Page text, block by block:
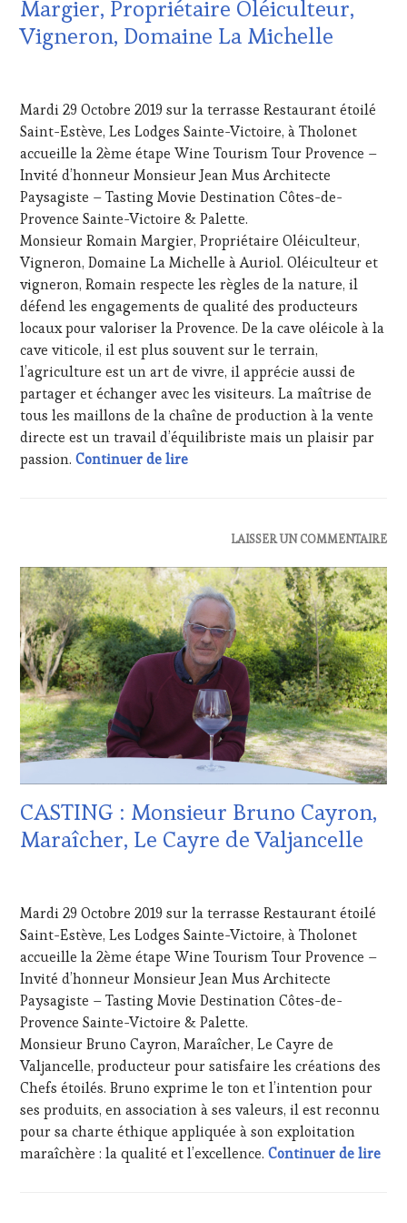
TOUR
MOVIE ,
WINETASTINGVOUCHER.COM
LES
CLÉS
DE
LA
HAUTE
FRANÇAISE,
FAMOUS
HOST,
GUEST,
INVITATIONS
DÉGUSTATIONS,
WINE
TASTING,
MÉDIAS,
PRESSE
ÉCRITE,
RADIO,
TV,
WEB,
OENOTOURISME,
PALETTE
TERROIR,
PROVENCE,
RESTAURATEUR,
CHEF,
CUISINIER,
ŒNOLOGUE,
SOMMELIER,
SAINTE-
VICTOIRE,
SALONS
INTERNATIONAUX,
SPOT
BY,
TASTING
MOVIE,
VIGNOBLES,
WINE
TOURISM
WINE
TOURISM
TOUR,
WINE
TOURISM
TOUR
MOVIE,
WINETASTINGVOUCHER.COM
Margier, Propriétaire Oléiculteur,
Vigneron, Domaine La Michelle
2019
Mardi 29 Octobre 2019 sur la terrasse Restaurant étoilé
Saint-Estève, Les Lodges Sainte-Victoire, à Tholonet
accueille la 2ème étape Wine Tourism Tour Provence –
Invité d’honneur Monsieur Jean Mus Architecte
Paysagiste – Tasting Movie Destination Côtes-de-
Provence Sainte-Victoire & Palette.
Monsieur Romain Margier, Propriétaire Oléiculteur,
Vigneron, Domaine La Michelle à Auriol. Oléiculteur et
vigneron, Romain respecte les règles de la nature, il
défend les engagements de qualité des producteurs
locaux pour valoriser la Provence. De la cave oléicole à la
cave viticole, il est plus souvent sur le terrain,
l’agriculture est un art de vivre, il apprécie aussi de
partager et échanger avec les visiteurs. La maîtrise de
tous les maillons de la chaîne de production à la vente
directe est un travail d’équilibriste mais un plaisir par
passion.Continuer de lireCASTING : Monsieur Romain
:
WINE
TASTING
VOUCHER,
CÔTES-
DE-
PROVENCE,
CULTURAL
GUEST,
DOMAINE
VITICOLE,
TOURISME
EDITION
LES
ET
DE
LA
HAUTE
GASTRONOMIE
FRANÇAISE
FAMOUS
HOST,
GUEST,
INVITATIONS
DÉGUSTATIONS,
WINE
TASTING,
LAISSER UN COMMENTAIRE
CASTING : Monsieur Bruno Cayron,
Maraîcher, Le Cayre de Valjancelle
2019
Mardi 29 Octobre 2019 sur la terrasse Restaurant étoilé
Saint-Estève, Les Lodges Sainte-Victoire, à Tholonet
accueille la 2ème étape Wine Tourism Tour Provence –
Invité d’honneur Monsieur Jean Mus Architecte
Paysagiste – Tasting Movie Destination Côtes-de-
Provence Sainte-Victoire & Palette.
Monsieur Bruno Cayron, Maraîcher, Le Cayre de
Valjancelle, producteur pour satisfaire les créations des
Chefs étoilés. Bruno exprime le ton et l’intention pour
ses produits, en association à ses valeurs, il est reconnu
pour sa charte éthique appliquée à son exploitation
maraîchère : la qualité et l’excellence.Continuer de lire